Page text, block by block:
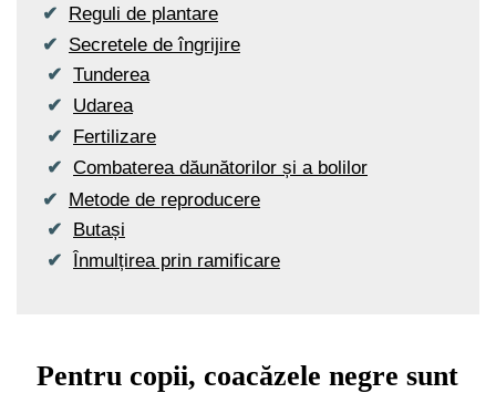
Reguli de plantare
Secretele de îngrijire
Tunderea
Udarea
Fertilizare
Combaterea dăunătorilor și a bolilor
Metode de reproducere
Butași
Înmulțirea prin ramificare
Pentru copii, coacăzele negre sunt